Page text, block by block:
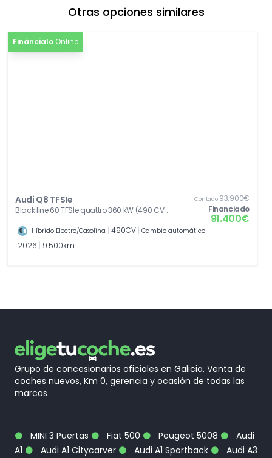
[GB1]Sistema de apoyo LTE para Audi phone box
Otras opciones similares
Fináncialo Online
Audi Q8 TFSIe
Black line 60 TFSIe quattro 360 kW (490 CV)
Contado93.900€
Financiado
91.400€
Híbrido Electro/Gasolina 490CV Cambio automático
2026 9.500km
Grupo de concesionarios oficiales en Galicia. Venta de
coches nuevos, Km 0, gerencia y ocasión de todas las
marcas
MINI 3 Puertas Fiat 500 Peugeot 5008
Audi
A1
Audi A1 Citycarver Audi A1 Sportback
Audi A3